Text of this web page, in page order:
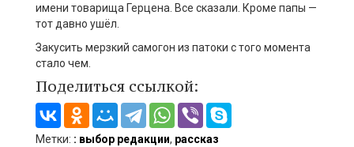
имени товарища Герцена. Все сказали. Кроме папы —
тот давно ушёл.
Закусить мерзкий самогон из патоки с того момента
стало чем.
Поделиться ссылкой:
Метки: : выбор редакции, рассказ